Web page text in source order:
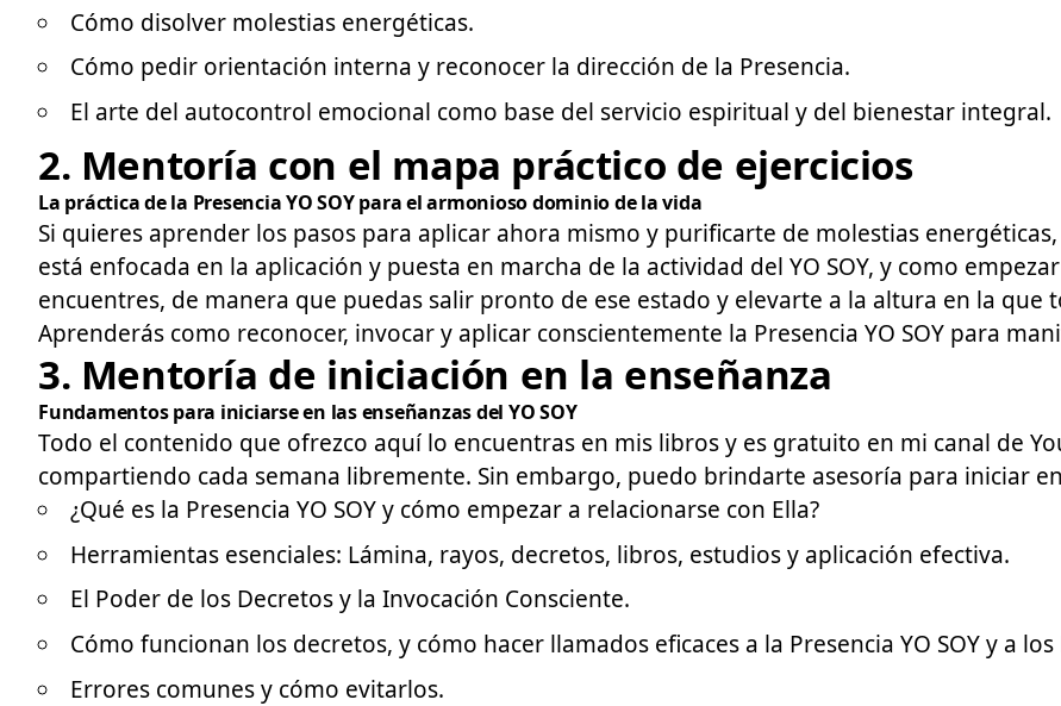
Cómo disolver molestias energéticas.
Cómo pedir orientación interna y reconocer la dirección de la Presencia.
El arte del autocontrol emocional como base del servicio espiritual y del bienestar integral.
2. Mentoría con el mapa práctico de ejercicios
La práctica de la Presencia YO SOY para el armonioso dominio de la vida
Si quieres aprender los pasos para aplicar ahora mismo y purificarte de molestias
está enfocada en la aplicación y puesta en marcha de la actividad del YO SOY, y como
encuentres, de manera que puedas salir pronto de ese estado y elevarte a la altura en la que
Aprenderás como reconocer, invocar y aplicar conscientemente la Presencia YO SOY para
3. Mentoría de iniciación en la enseñanza
Fundamentos para iniciarse en las enseñanzas del YO SOY
Todo el contenido que ofrezco aquí lo encuentras en mis libros y es gratuito en mi canal de
compartiendo cada semana libremente. Sin embargo, puedo brindarte asesoría para iniciar
¿Qué es la Presencia YO SOY y cómo empezar a relacionarse con Ella?
Herramientas esenciales: Lámina, rayos, decretos, libros, estudios y aplicación efectiva.
El Poder de los Decretos y la Invocación Consciente.
Cómo funcionan los decretos, y cómo hacer llamados eficaces a la Presencia YO SOY y a
Errores comunes y cómo evitarlos.